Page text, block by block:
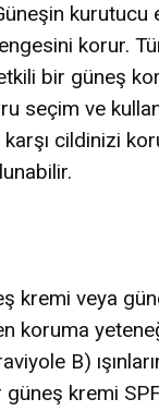
kurutucu
korur.
bir güneş
seçim ve
cildinizi
kremi veya
koruma
B)
kremi